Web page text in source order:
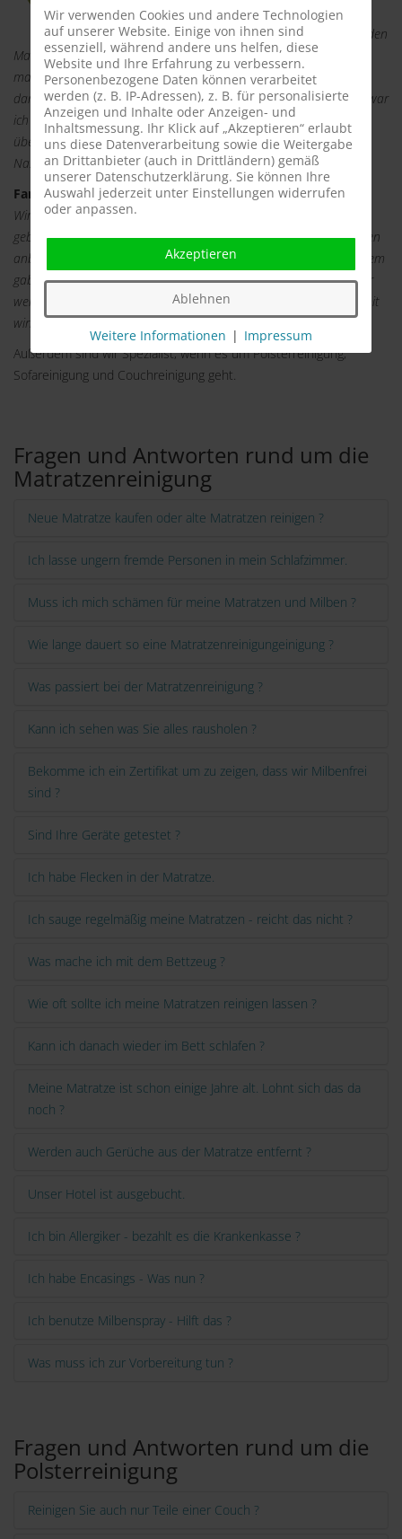
absolut pünktlich. Nach einem kurzen Smalltalk
begann er mit seiner Arbeit. Er reinigte meine beiden
Matratzen beidseitig und es dauerte fast 1 Stunde. Im Anschluss
machte er gleich einen neuen Termin, damit wir uns rechtzeitig
danach richten können. Da ich seit einigen Jahren Allergikerin bin war
ich anfangs misstrauisch. Doch nach der ersten Nacht war ich
überzeugt. Ich schlief wie ein Stein, ohne Jucken und verstopfter
Nase. Vielen Dank für den Service und die ruhigen Nächte.
Fam. Schreiber aus Baunatal 12.11.2014
Wir sind Betreiber eines Hotels und haben die Milbencleaner
gebucht. Wir möchten unseren Kunden nur 120% ig saubere Betten
anbieten. Die Milbencleaner waren sehr professionell und außerdem
gaben Sie uns gleich einen Tipp, den wir zu beherzigen wissen. Wir
werden regelmäßig die Milbencleaner buchen, denn wir können mit
wirklich sauberen Betten werben.
Außerdem sind wir Spezialist, wenn es um Polsterreinigung,
Sofareinigung und Couchreinigung geht.
Fragen und Antworten rund um die
Matratzenreinigung
Neue Matratze kaufen oder alte Matratzen reinigen ?
Ich lasse ungern fremde Personen in mein Schlafzimmer.
Muss ich mich schämen für meine Matratzen und Milben ?
Wie lange dauert so eine Matratzenreinigungeinigung ?
Was passiert bei der Matratzenreinigung ?
Kann ich sehen was Sie alles rausholen ?
Bekomme ich ein Zertifikat um zu zeigen, dass wir Milbenfrei
sind ?
Sind Ihre Geräte getestet ?
Ich habe Flecken in der Matratze.
Ich sauge regelmäßig meine Matratzen - reicht das nicht ?
Was mache ich mit dem Bettzeug ?
Wie oft sollte ich meine Matratzen reinigen lassen ?
Kann ich danach wieder im Bett schlafen ?
Meine Matratze ist schon einige Jahre alt. Lohnt sich das da
noch ?
Werden auch Gerüche aus der Matratze entfernt ?
Unser Hotel ist ausgebucht.
Ich bin Allergiker - bezahlt es die Krankenkasse ?
Ich habe Encasings - Was nun ?
Ich benutze Milbenspray - Hilft das ?
Was muss ich zur Vorbereitung tun ?
Fragen und Antworten rund um die
Polsterreinigung
Reinigen Sie auch nur Teile einer Couch ?
Wir verwenden Cookies und andere Technologien
auf unserer Website. Einige von ihnen sind
essenziell, während andere uns helfen, diese
Website und Ihre Erfahrung zu verbessern.
Personenbezogene Daten können verarbeitet
werden (z. B. IP-Adressen), z. B. für personalisierte
Anzeigen und Inhalte oder Anzeigen- und
Inhaltsmessung. Ihr Klick auf „Akzeptieren“ erlaubt
uns diese Datenverarbeitung sowie die Weitergabe
an Drittanbieter (auch in Drittländern) gemäß
unserer Datenschutzerklärung. Sie können Ihre
Auswahl jederzeit unter Einstellungen widerrufen
oder anpassen.
Akzeptieren
Ablehnen
Weitere Informationen | Impressum